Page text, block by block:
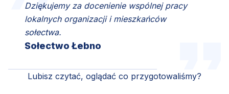
Dziękujemy za docenienie wspólnej pracy
lokalnych organizacji i mieszkańców
sołectwa.
Sołectwo Łebno
Lubisz czytać, oglądać co przygotowaliśmy?